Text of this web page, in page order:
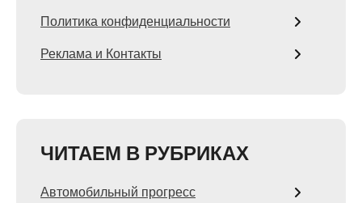
Политика конфиденциальности
Реклама и Контакты
ЧИТАЕМ В РУБРИКАХ
Автомобильный прогресс